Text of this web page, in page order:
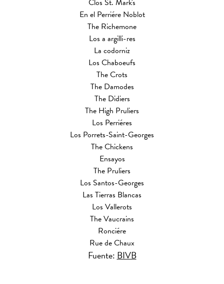
Clos St. Mark's
En el Perriére Noblot
The Richemone
Los a argilli-res
La codorniz
Los Chaboeufs
The Crots
The Damodes
The Didiers
The High Pruliers
Los Perriéres
Los Porrets-Saint-Georges
The Chickens
Ensayos
The Pruliers
Los Santos-Georges
Las Tierras Blancas
Los Vallerots
The Vaucrains
Ronciére
Rue de Chaux
Fuente: BIVB